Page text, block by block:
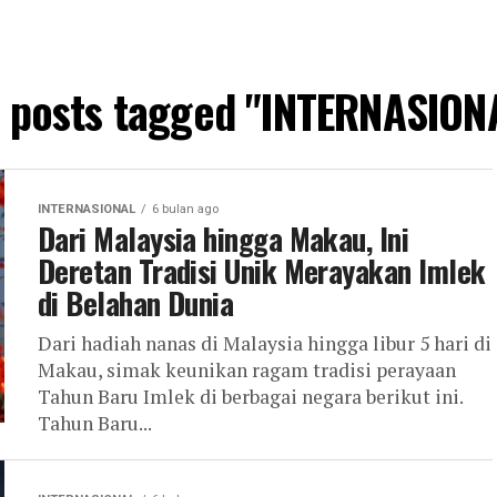
tagged
INTERNASIONAL 6 bulan ago
Dari Malaysia hingga Makau, Ini
Deretan Tradisi Unik Merayakan Imlek
di Belahan Dunia
Dari hadiah nanas di Malaysia hingga libur 5 hari di
Makau, simak keunikan ragam tradisi perayaan
Tahun Baru Imlek di berbagai negara berikut ini.
Tahun Baru...